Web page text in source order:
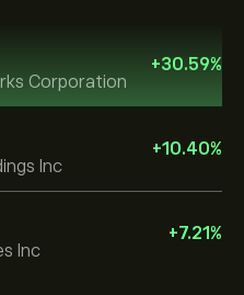
Corporation
+30.59%
Inc
+10.40%
Inc
+7.21%